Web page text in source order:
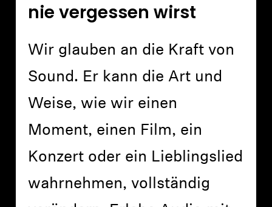
nie vergessen wirst
Wir glauben an die Kraft von
Sound. Er kann die Art und
Weise, wie wir einen
Moment, einen Film, ein
Konzert oder ein Lieblingslied
wahrnehmen, vollständig